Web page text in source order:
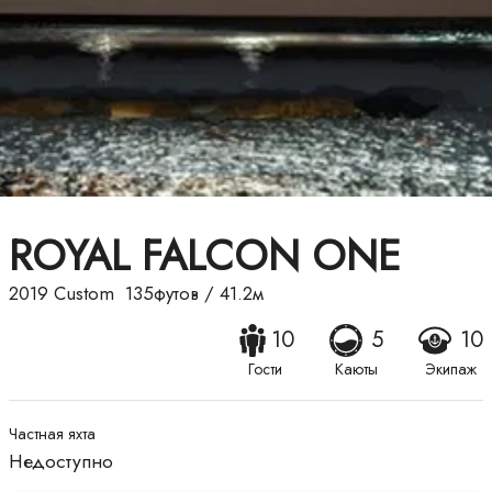
ROYAL FALCON ONE
2019 Custom 135футов / 41.2м
10
Гости
5
Каюты
10
Экипаж
Частная яхта
Недоступно